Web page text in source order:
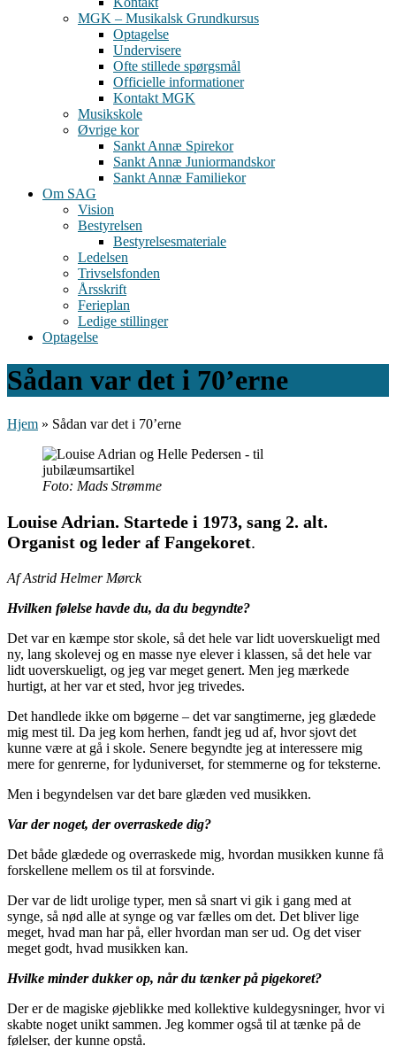
MGK – Musikalsk Grundkursus
Optagelse
Undervisere
Ofte stillede spørgsmål
Officielle informationer
Kontakt MGK
Musikskole
Øvrige kor
Sankt Annæ Spirekor
Sankt Annæ Juniormandskor
Sankt Annæ Familiekor
Om SAG
Vision
Bestyrelsen
Bestyrelsesmateriale
Ledelsen
Trivselsfonden
Årsskrift
Ferieplan
Ledige stillinger
Optagelse
Sådan var det i 70’erne
Hjem » Sådan var det i 70’erne
Foto: Mads Strømme
Louise Adrian. Startede i 1973, sang 2. alt.
Organist og leder af Fangekoret.
Af Astrid Helmer Mørck
Hvilken følelse havde du, da du begyndte?
Det var en kæmpe stor skole, så det hele var lidt uoverskueligt med
ny, lang skolevej og en masse nye elever i klassen, så det hele var
lidt uoverskueligt, og jeg var meget genert. Men jeg mærkede
hurtigt, at her var et sted, hvor jeg trivedes.
Det handlede ikke om bøgerne – det var sangtimerne, jeg glædede
mig mest til. Da jeg kom herhen, fandt jeg ud af, hvor sjovt det
kunne være at gå i skole. Senere begyndte jeg at interessere mig
mere for genrerne, for lyduniverset, for stemmerne og for teksterne.
Men i begyndelsen var det bare glæden ved musikken.
Var der noget, der overraskede dig?
Det både glædede og overraskede mig, hvordan musikken kunne få
forskellene mellem os til at forsvinde.
Der var de lidt urolige typer, men så snart vi gik i gang med at
synge, så nød alle at synge og var fælles om det. Det bliver lige
meget, hvad man har på, eller hvordan man ser ud. Og det viser
meget godt, hvad musikken kan.
Hvilke minder dukker op, når du tænker på pigekoret?
Der er de magiske øjeblikke med kollektive kuldegysninger, hvor vi
skabte noget unikt sammen. Jeg kommer også til at tænke på de
følelser, der kunne opstå.